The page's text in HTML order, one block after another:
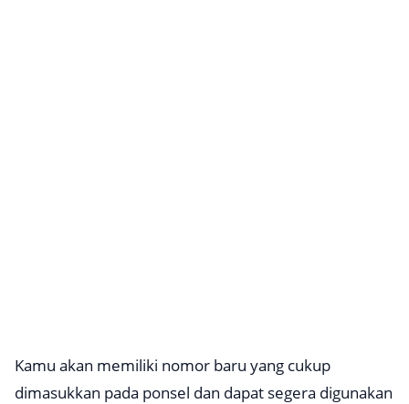
Kamu akan memiliki nomor baru yang cukup
dimasukkan pada ponsel dan dapat segera digunakan